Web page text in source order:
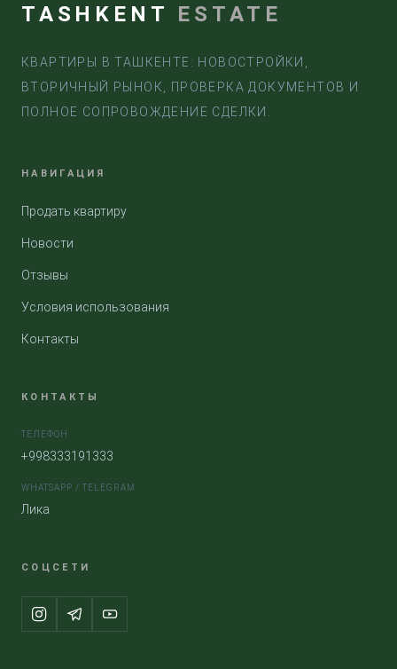
TASHKENT ESTATE
КВАРТИРЫ В ТАШКЕНТЕ: НОВОСТРОЙКИ,
ВТОРИЧНЫЙ РЫНОК, ПРОВЕРКА ДОКУМЕНТОВ И
ПОЛНОЕ СОПРОВОЖДЕНИЕ СДЕЛКИ.
НАВИГАЦИЯ
Продать квартиру
Новости
Отзывы
Условия использования
Контакты
КОНТАКТЫ
ТЕЛЕФОН
+998333191333
WHATSAPP / TELEGRAM
Лика
СОЦСЕТИ